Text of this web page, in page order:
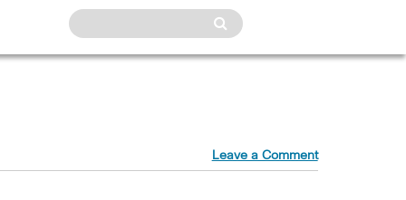
Leave a Comment